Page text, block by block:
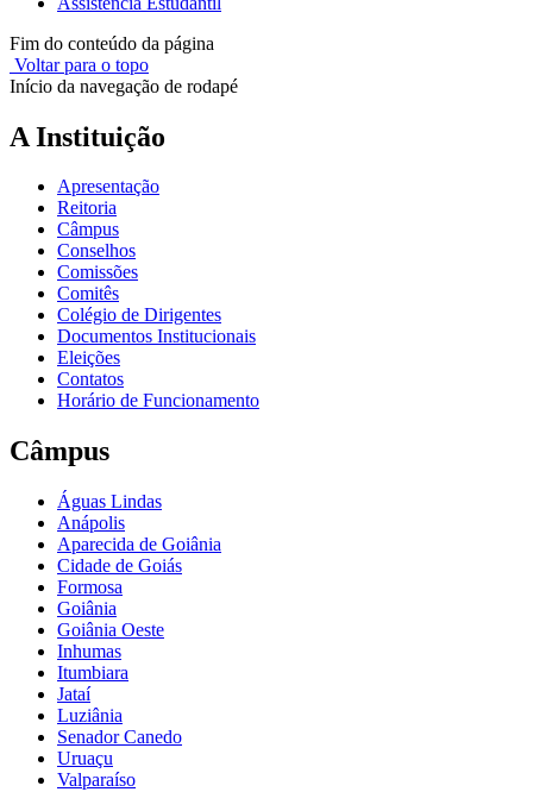
Fim do conteúdo da página
Voltar para o topo
Início da navegação de rodapé
A Instituição
Apresentação
Reitoria
Câmpus
Conselhos
Comissões
Comitês
Colégio de Dirigentes
Documentos Institucionais
Eleições
Contatos
Horário de Funcionamento
Câmpus
Águas Lindas
Anápolis
Aparecida de Goiânia
Cidade de Goiás
Formosa
Goiânia
Goiânia Oeste
Inhumas
Itumbiara
Jataí
Luziânia
Senador Canedo
Uruaçu
Valparaíso